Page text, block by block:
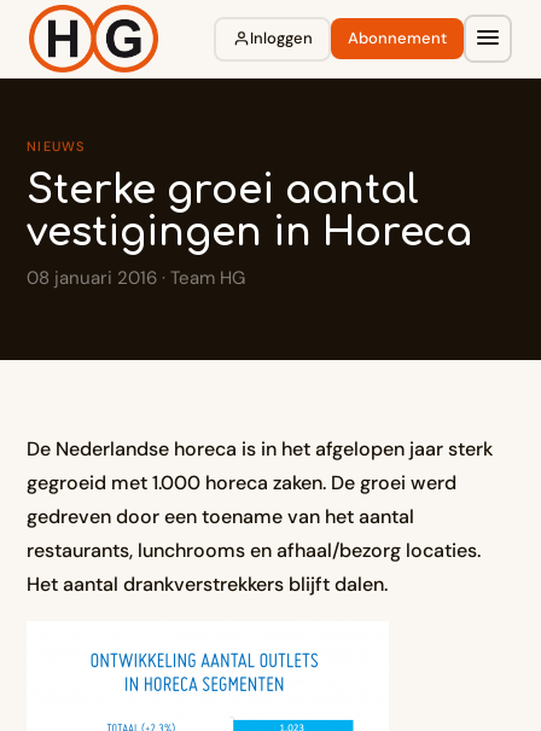
Inloggen Abonnement
NIEUWS
Sterke groei aantal
vestigingen in Horeca
08 januari 2016 · Team HG
De Nederlandse horeca is in het afgelopen jaar sterk
gegroeid met 1.000 horeca zaken. De groei werd
gedreven door een toename van het aantal
restaurants, lunchrooms en afhaal/bezorg locaties.
Het aantal drankverstrekkers blijft dalen.